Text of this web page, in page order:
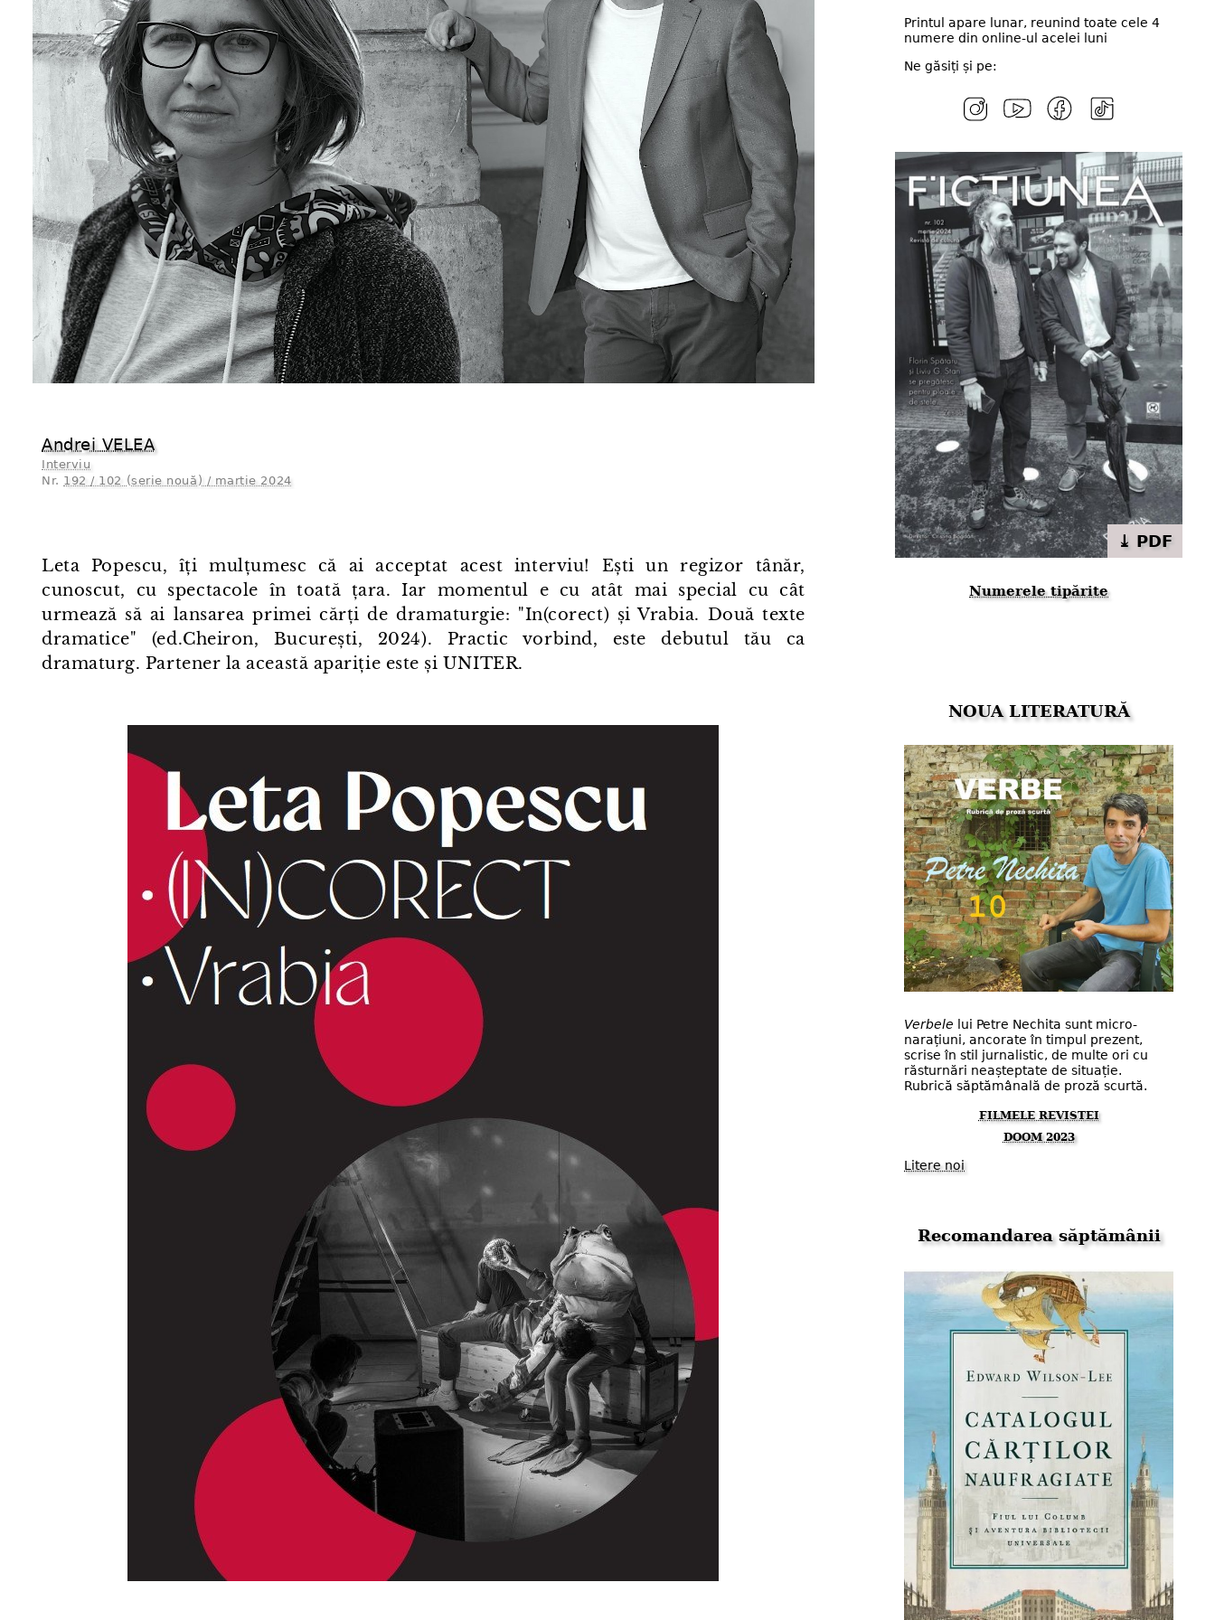
Andrei VELEA
Interviu
Nr. 192 / 102 (serie nouă) / martie 2024
Leta Popescu, îți mulțumesc că ai acceptat acest interviu! Ești un regizor tânăr,
cunoscut, cu spectacole în toată țara. Iar momentul e cu atât mai special cu cât
urmează să ai lansarea primei cărți de dramaturgie: "In(corect) și Vrabia. Două texte
dramatice" (ed.Cheiron, București, 2024). Practic vorbind, este debutul tău ca
dramaturg. Partener la această apariție este și UNITER.
Printul apare lunar, reunind toate cele 4
numere din online-ul acelei luni
Ne găsiți și pe:
⤓ PDF
Numerele tipărite
NOUA LITERATURĂ
Verbele lui Petre Nechita sunt micro-
narațiuni, ancorate în timpul prezent,
scrise în stil jurnalistic, de multe ori cu
răsturnări neașteptate de situație.
Rubrică săptămânală de proză scurtă.
FILMELE REVISTEI
DOOM 2023
Litere noi
Recomandarea săptămânii